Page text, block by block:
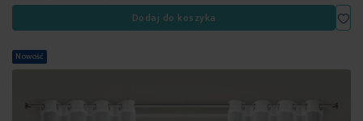
Dodaj do koszyka
Nowość